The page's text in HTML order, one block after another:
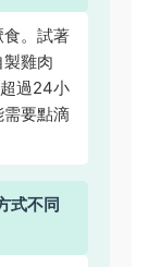
。試著
雞肉
過24小
要點滴
式不同